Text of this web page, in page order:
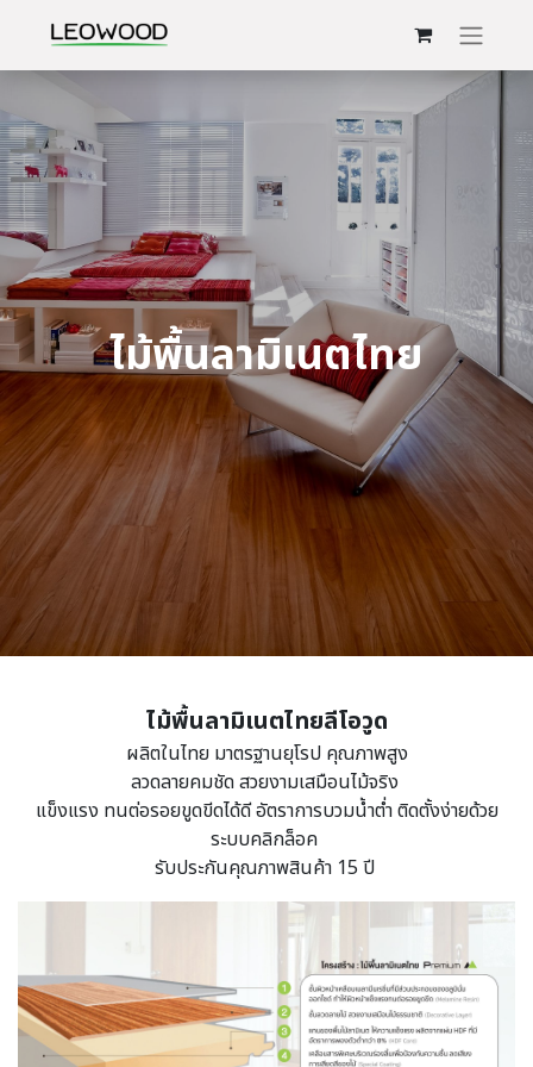
ไม้พื้นลามิเนตไทย
ไม้พื้นลามิเนตไทยลีโอวูด
ผลิตในไทย มาตรฐานยุโรป คุณภาพสูง
ลวดลายคมชัด สวยงามเสมือนไม้จริง
แข็งแรง ทนต่อรอยขูดขีดได้ดี อัตราการบวมน้ำต่ำ ติดตั้งง่ายด้วย
ระบบคลิกล็อค
รับประกันคุณภาพสินค้า 15 ปี